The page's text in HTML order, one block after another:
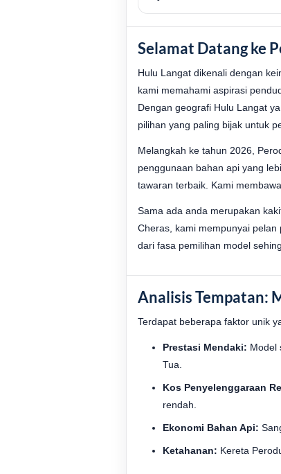
Selamat Datang ke
Hulu Langat dikenali dengan
kami memahami aspirasi
Dengan geografi Hulu Langat
pilihan yang paling bijak untuk
Melangkah ke tahun 2026,
penggunaan bahan api yang
tawaran terbaik. Kami
Sama ada anda merupakan
Cheras, kami mempunyai
dari fasa pemilihan model
Analisis Tempatan:
Terdapat beberapa faktor unik
Prestasi Mendaki: Model
Tua.
Kos Penyelenggaraan
rendah.
Ekonomi Bahan Api:
Ketahanan: Kereta